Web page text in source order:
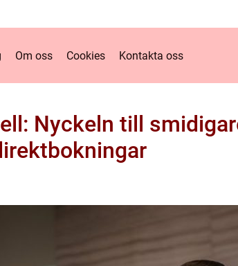
Om oss Cookies Kontakta oss
Nyckeln till